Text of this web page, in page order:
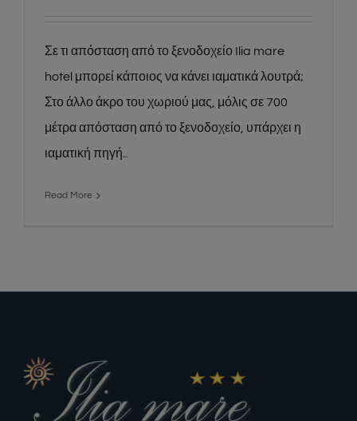
Σε τι απόσταση από το ξενοδοχείο Ilia mare
hotel μπορεί κάποιος να κάνει ιαματικά λουτρά;
Στο άλλο άκρο του χωριού μας, μόλις σε 700
μέτρα απόσταση από το ξενοδοχείο, υπάρχει η
ιαματική πηγή..
Read More